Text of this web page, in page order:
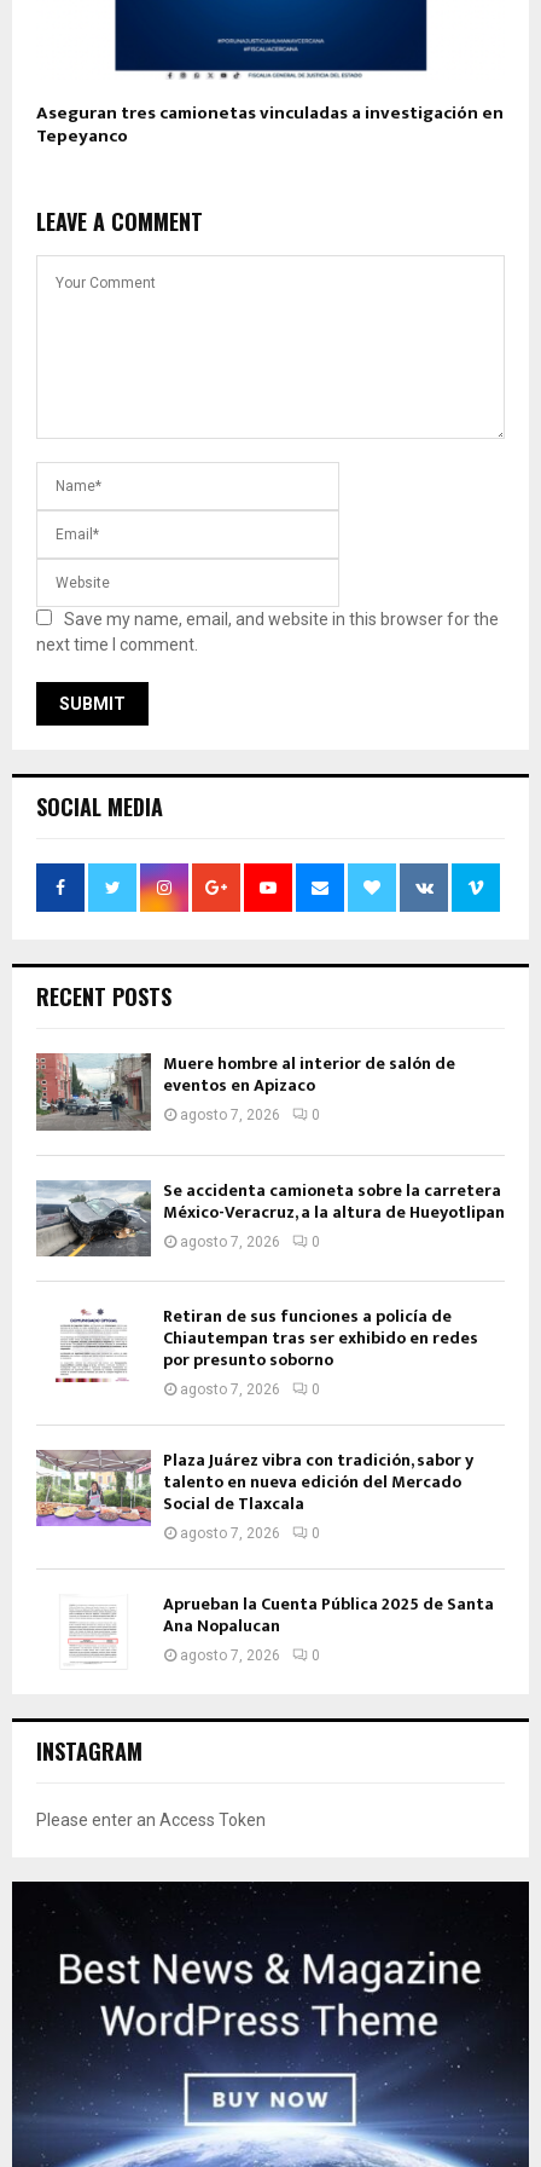
Aseguran tres camionetas vinculadas a investigación en
Tepeyanco
LEAVE A COMMENT
Save my name, email, and website in this browser for the
next time I comment.
SOCIAL MEDIA
RECENT POSTS
Muere hombre al interior de salón de
eventos en Apizaco
agosto 7, 2026 0
Se accidenta camioneta sobre la carretera
México-Veracruz, a la altura de Hueyotlipan
agosto 7, 2026 0
Retiran de sus funciones a policía de
Chiautempan tras ser exhibido en redes
por presunto soborno
agosto 7, 2026 0
Plaza Juárez vibra con tradición, sabor y
talento en nueva edición del Mercado
Social de Tlaxcala
agosto 7, 2026 0
Aprueban la Cuenta Pública 2025 de Santa
Ana Nopalucan
agosto 7, 2026 0
INSTAGRAM
Please enter an Access Token